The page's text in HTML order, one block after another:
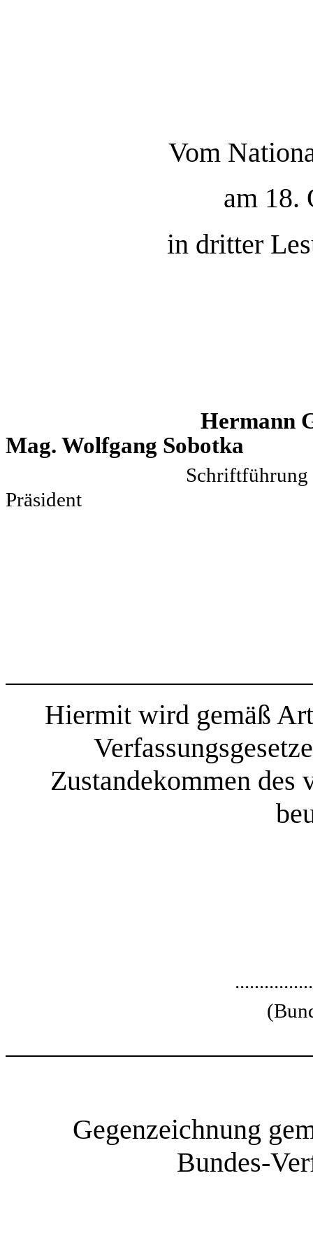
Vom
am 18.
in dritter
Mag. Wolfgang Sobotka
Präsident
Hiermit wird gemäß
Zustandekommen des
Gegenzeichnung
Bundes-